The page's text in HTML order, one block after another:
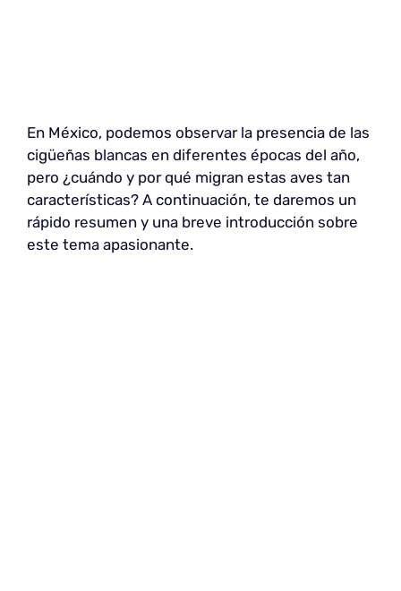
En México, podemos observar la presencia de las
cigüeñas blancas en diferentes épocas del año,
pero ¿cuándo y por qué migran estas aves tan
características? A continuación, te daremos un
rápido resumen y una breve introducción sobre
este tema apasionante.